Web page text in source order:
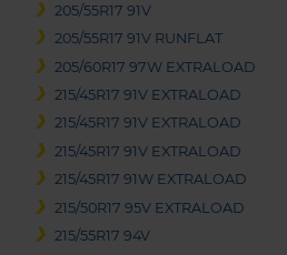
205/55R17 91V
205/55R17 91V RUNFLAT
205/60R17 97W EXTRALOAD
215/45R17 91V EXTRALOAD
215/45R17 91V EXTRALOAD
215/45R17 91V EXTRALOAD
215/45R17 91W EXTRALOAD
215/50R17 95V EXTRALOAD
215/55R17 94V